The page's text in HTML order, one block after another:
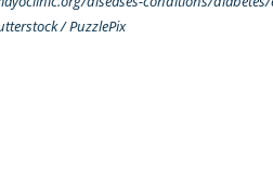
/ PuzzlePix